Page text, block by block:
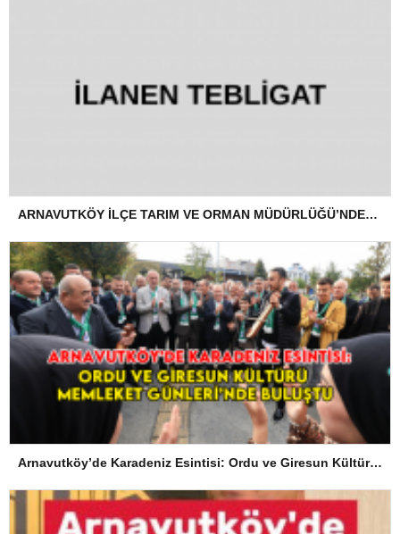
ARNAVUTKÖY İLÇE TARIM VE ORMAN MÜDÜRLÜĞÜ’NDEN İLANEN TEBLİGAT
Arnavutköy’de Karadeniz Esintisi: Ordu ve Giresun Kültürü Memleket Günleri’nde Buluştu